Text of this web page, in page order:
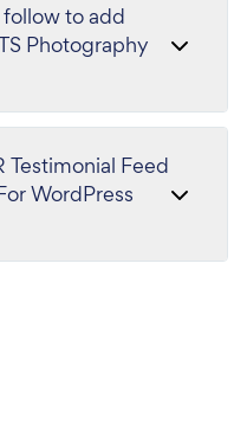
to add
Photography
Testimonial Feed
WordPress